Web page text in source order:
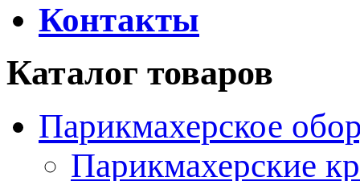
Контакты
Каталог товаров
Парикмахерское
Парикмахерские